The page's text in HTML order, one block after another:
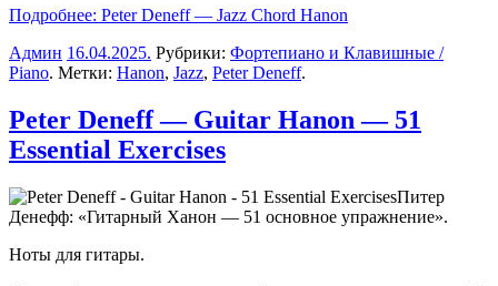
Подробнее: Peter Deneff — Jazz Chord Hanon
Админ 16.04.2025. Рубрики: Фортепиано и Клавишные /
Piano. Метки: Hanon, Jazz, Peter Deneff.
Peter Deneff — Guitar Hanon — 51
Essential Exercises
Питер
Денефф: «Гитарный Ханон — 51 основное упражнение».
Ноты для гитары.